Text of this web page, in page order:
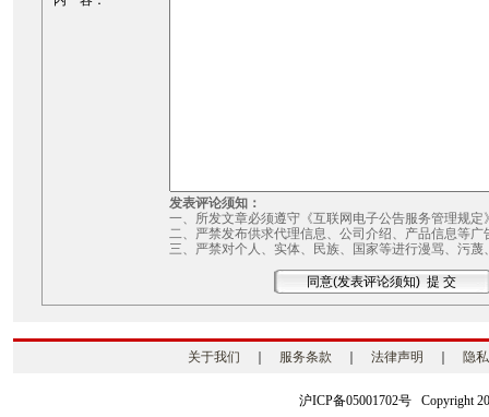
发表评论须知：
一、所发文章必须遵守《互联网电子公告服务管理规定
二、严禁发布供求代理信息、公司介绍、产品信息等广
三、严禁对个人、实体、民族、国家等进行漫骂、污蔑
关于我们 服务条款 法律声明 隐
沪ICP备05001702号 Copyright